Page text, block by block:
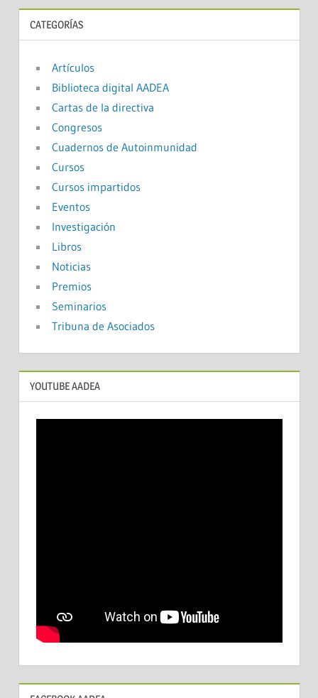
CATEGORÍAS
Artículos
Biblioteca digital AADEA
Cartas de la directiva
Congresos
Cuadernos de Autoinmunidad
Cursos
Cursos impartidos
Eventos
Investigación
Libros
Noticias
Premios
Seminarios
Tribuna de Asociados
YOUTUBE AADEA